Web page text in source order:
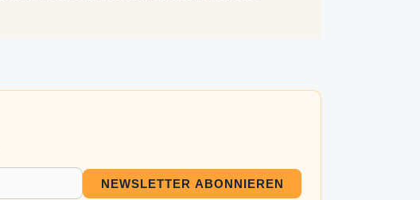
NEWSLETTER ABONNIEREN